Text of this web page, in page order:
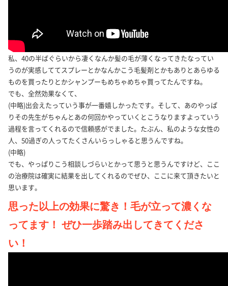
私、40の半ばぐらいから凄くなんか髪の毛が薄くなってきたなってい
うのが実感しててスプレーとかなんかこう毛髪剤とかもありとあらゆる
ものを買ったりとかシャンプーもめちゃめちゃ買ってたんですね。
でも、全然効果なくて、
(中略)出会えたっていう事が一番嬉しかったです。そして、あのやっぱ
りその先生がちゃんとあの何回かやっていくとこうなりますよっていう
過程を言ってくれるので信頼感がでました。たぶん、私のような女性の
人、50過ぎの人ってたくさんいらっしゃると思うんですね。
(中略)
でも、やっぱりこう相談しづらいとかって思うと思うんですけど、ここ
の治療院は確実に結果を出してくれるのでぜひ、ここに来て頂きたいと
思います。
思った以上の効果に驚き！毛が立って濃くな
ってます！ ぜひ一歩踏み出してきてくださ
い！